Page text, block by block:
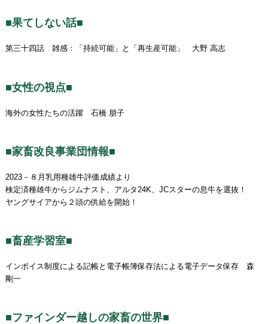
■果てしない話■
第三十四話 雑感：「持続可能」と「再生産可能」 大野 高志
■女性の視点■
海外の女性たちの活躍 石橋 朋子
■家畜改良事業団情報■
2023－８月乳用種雄牛評価成績より
検定済種雄牛からジムナスト、アルタ24K、JCスターの息牛を選抜！
ヤングサイアから２頭の供給を開始！
■畜産学習室■
インボイス制度による記帳と電子帳簿保存法による電子データ保存 森
剛一
■ファインダー越しの家畜の世界■